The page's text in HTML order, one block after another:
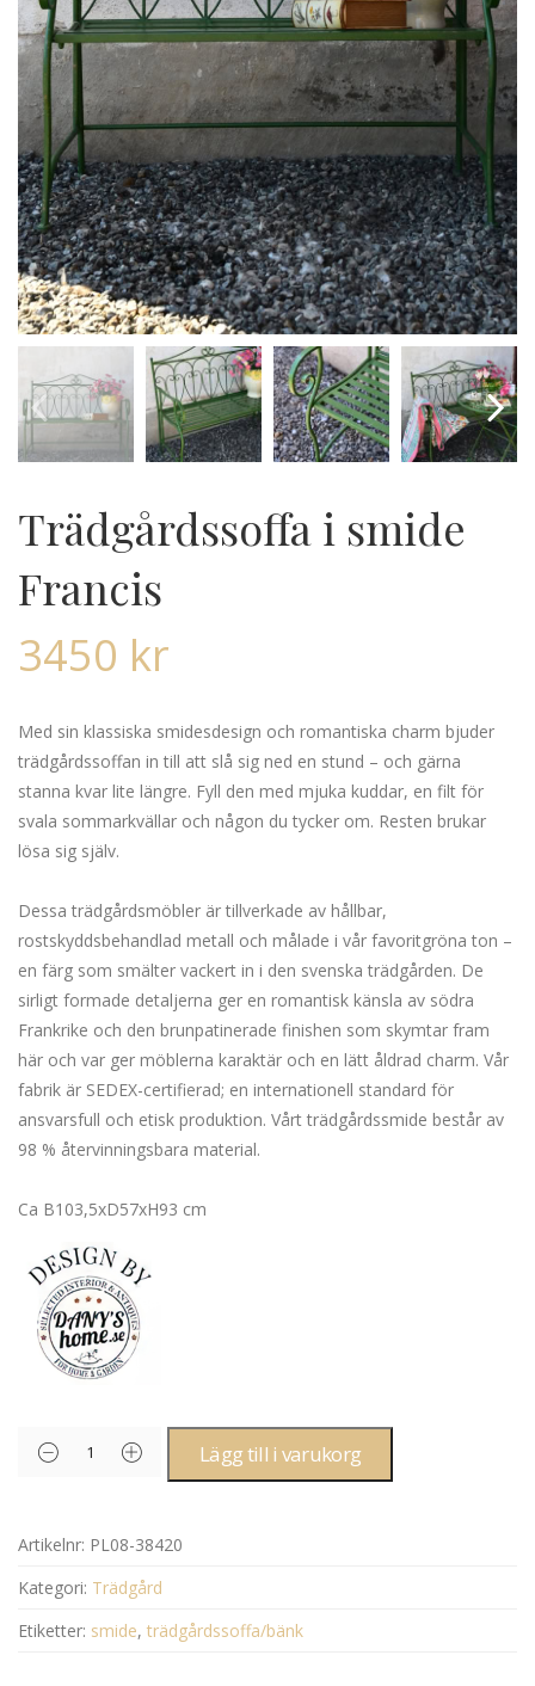
Trädgårdssoffa i smide
Francis
3450 kr
Med sin klassiska smidesdesign och romantiska charm bjuder
trädgårdssoffan in till att slå sig ned en stund – och gärna
stanna kvar lite längre. Fyll den med mjuka kuddar, en filt för
svala sommarkvällar och någon du tycker om. Resten brukar
lösa sig själv.
Dessa trädgårdsmöbler är tillverkade av hållbar,
rostskyddsbehandlad metall och målade i vår favoritgröna ton –
en färg som smälter vackert in i den svenska trädgården. De
sirligt formade detaljerna ger en romantisk känsla av södra
Frankrike och den brunpatinerade finishen som skymtar fram
här och var ger möblerna karaktär och en lätt åldrad charm. Vår
fabrik är SEDEX-certifierad; en internationell standard för
ansvarsfull och etisk produktion. Vårt trädgårdssmide består av
98 % återvinningsbara material.
Ca B103,5xD57xH93 cm
Lägg till i varukorg
Artikelnr: PL08-38420
Kategori: Trädgård
Etiketter: smide, trädgårdssoffa/bänk